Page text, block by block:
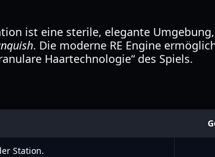
ist eine sterile, elegante
. Die moderne RE Engine
Haartechnologie“ des Spiels.
Station.